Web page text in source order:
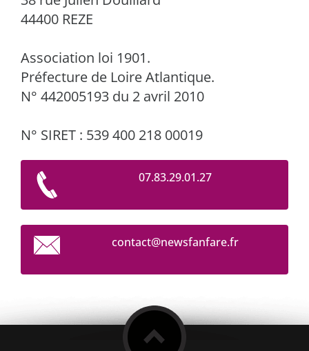
44400 REZE
Association loi 1901.
Préfecture de Loire Atlantique.
N° 442005193 du 2 avril 2010
N° SIRET : 539 400 218 00019
07.83.29.01.27
contact@newsfanfare.fr